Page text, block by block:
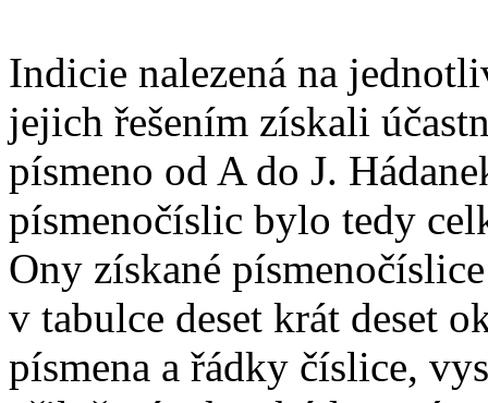
Indicie nalezená na
jejich řešením získali
písmeno od A do J.
písmenočíslic bylo tedy
Ony získané
v tabulce deset krát deset
písmena a řádky číslice,